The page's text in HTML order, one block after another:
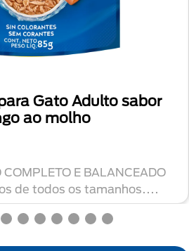
Gato Adulto sabor
ao molho
E BALANCEADO
de todos os tamanhos....